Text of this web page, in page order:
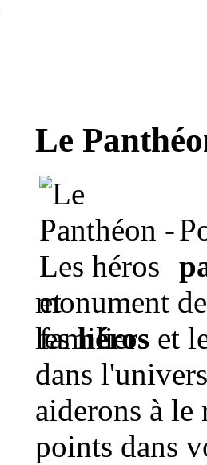
Le
monument
leshéros et
dans
aiderons à
points dans